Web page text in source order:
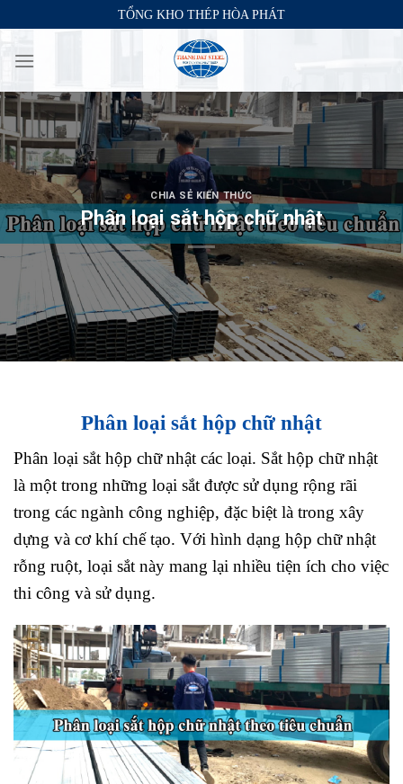
to
content
TỔNG KHO THÉP HÒA PHÁT
CHIA SẺ KIẾN THỨC
Phân loại sắt hộp chữ nhật
Phân loại sắt hộp chữ nhật
Phân loại sắt hộp chữ nhật các loại. Sắt hộp chữ nhật
là một trong những loại sắt được sử dụng rộng rãi
trong các ngành công nghiệp, đặc biệt là trong xây
dựng và cơ khí chế tạo. Với hình dạng hộp chữ nhật
rỗng ruột, loại sắt này mang lại nhiều tiện ích cho việc
thi công và sử dụng.